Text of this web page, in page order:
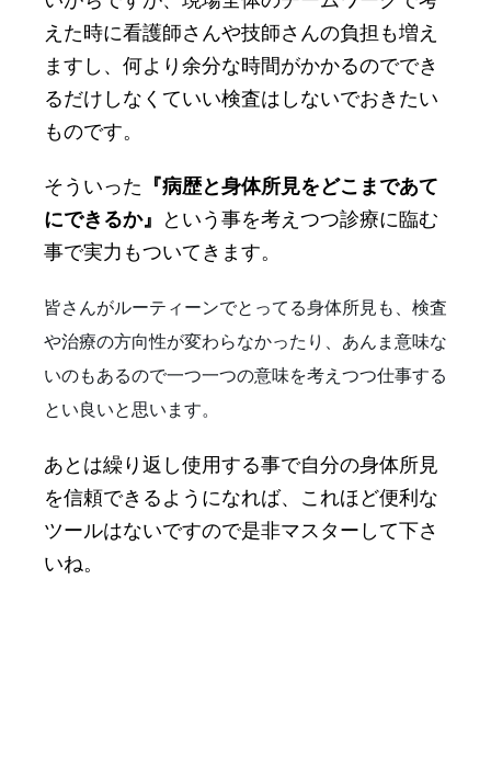
えた時に看護師さんや技師さんの負担も増え
ますし、何より余分な時間がかかるのででき
るだけしなくていい検査はしないでおきたい
ものです。
そういった 『病歴と身体所見をどこまであて
にできるか』
という事を考えつつ診療に臨む
事で実力もついてきます。
皆さんがルーティーンでとってる身体所見も、検査
や治療の方向性が変わらなかったり、あんま意味な
いのもあるので一つ一つの意味を考えつつ仕事する
とい良いと思います。
あとは繰り返し使用する事で自分の身体所見
を信頼できるようになれば、これほど便利な
ツールはないですので是非マスターして下さ
いね。